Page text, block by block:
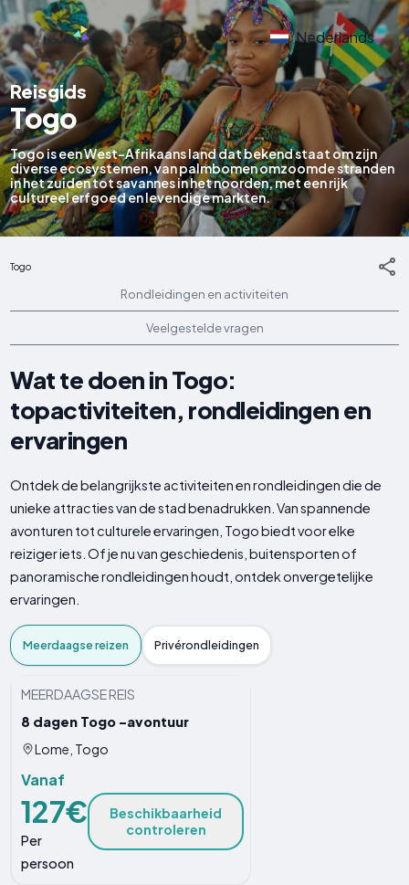
Nederlands
Reisgids
Togo
Togo is een West-Afrikaans land dat bekend staat om zijn
diverse ecosystemen, van palmbomen omzoomde stranden
in het zuiden tot savannes in het noorden, met een rijk
cultureel erfgoed en levendige markten.
Togo
Rondleidingen en activiteiten
Veelgestelde vragen
Wat te doen in Togo:
topactiviteiten, rondleidingen en
ervaringen
Ontdek de belangrijkste activiteiten en rondleidingen die de
unieke attracties van de stad benadrukken. Van spannende
avonturen tot culturele ervaringen, Togo biedt voor elke
reiziger iets. Of je nu van geschiedenis, buitensporten of
panoramische rondleidingen houdt, ontdek onvergetelijke
ervaringen.
Meerdaagse reizen Privérondleidingen
MEERDAAGSE REIS
8 dagen Togo -avontuur
Lome, Togo
Vanaf
127€
Per
persoon
Beschikbaarheid
controleren